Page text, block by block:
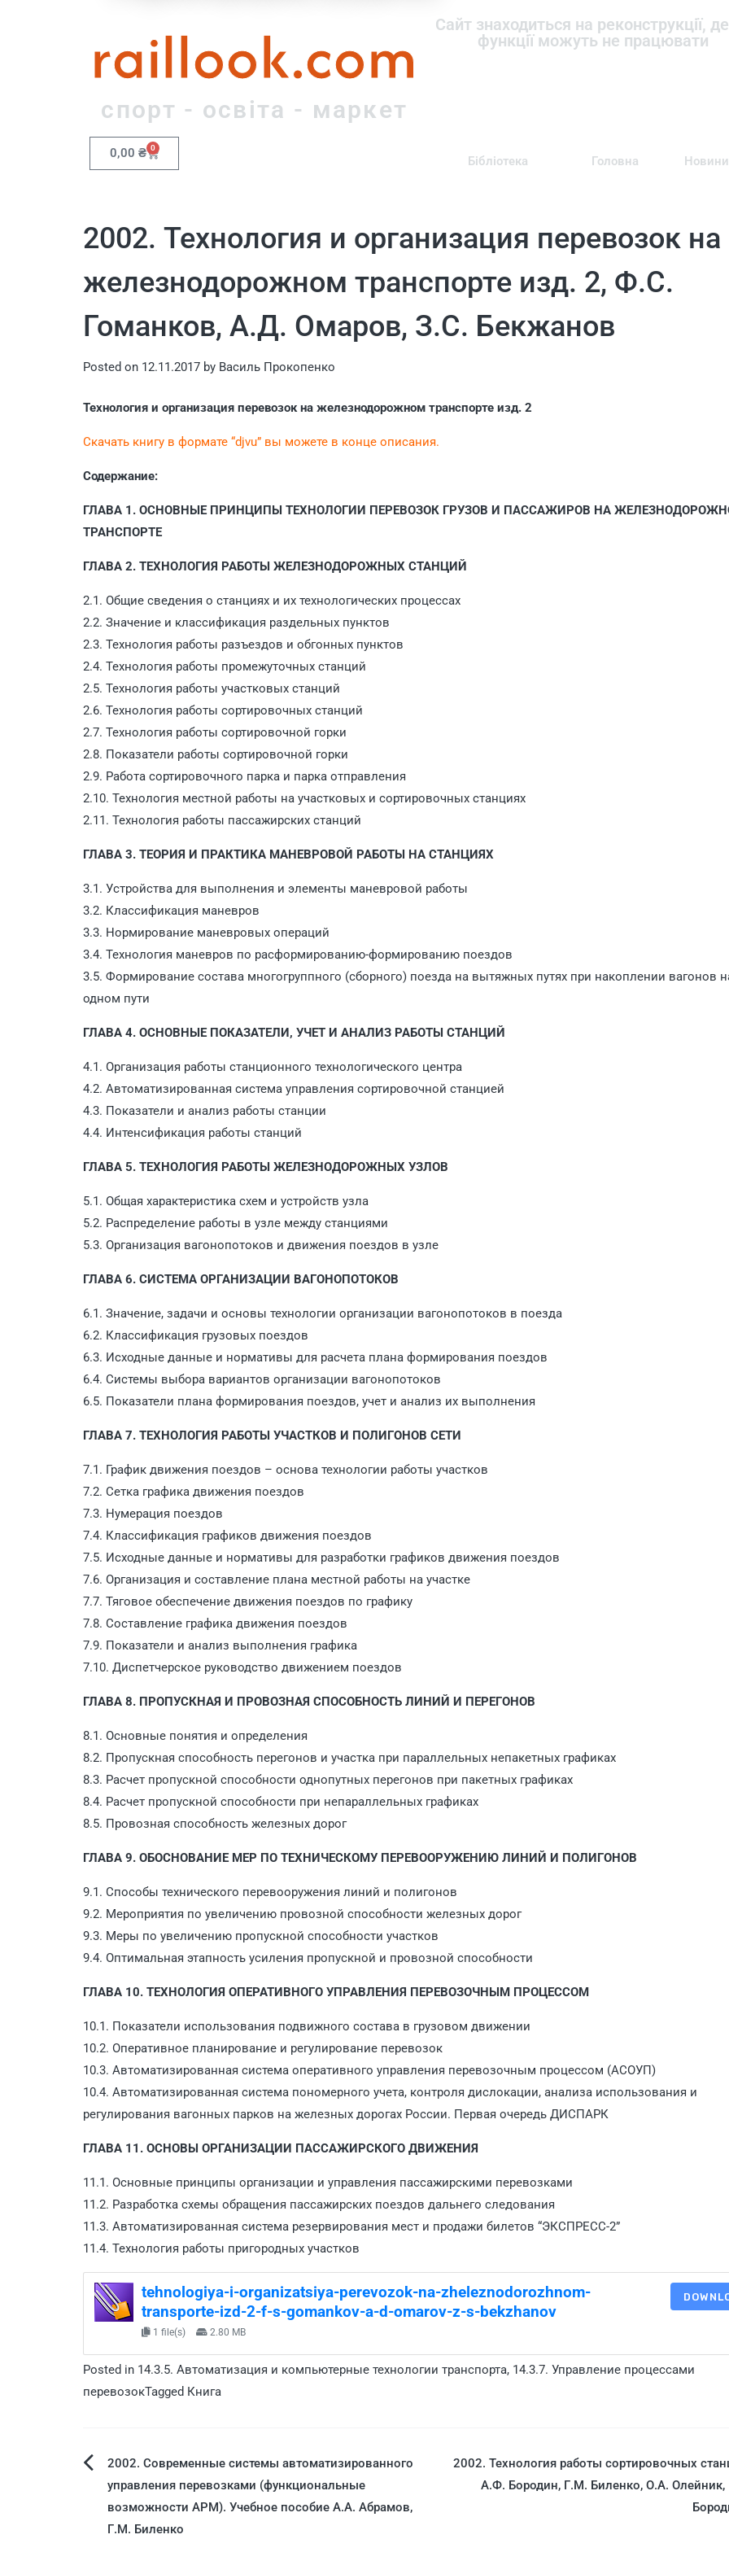
raillook.com
спорт - освіта - маркет
Сайт знаходиться на реконструкції,
функції можуть не працювати
0,00 ₴ 0
Бібліотека Головна Новини
2002. Технология и организация перевозок на
железнодорожном транспорте изд. 2, Ф.С.
Гоманков, А.Д. Омаров, З.С. Бекжанов
Posted on 12.11.2017 by Василь Прокопенко
Технология и организация перевозок на железнодорожном транспорте изд. 2
Скачать книгу в формате “djvu” вы можете в конце описания.
Содержание:
ГЛАВА 1. ОСНОВНЫЕ ПРИНЦИПЫ ТЕХНОЛОГИИ ПЕРЕВОЗОК ГРУЗОВ И ПАССАЖИРОВ НА
ТРАНСПОРТЕ
ГЛАВА 2. ТЕХНОЛОГИЯ РАБОТЫ ЖЕЛЕЗНОДОРОЖНЫХ СТАНЦИЙ
2.1. Общие сведения о станциях и их технологических процессах
2.2. Значение и классификация раздельных пунктов
2.3. Технология работы разъездов и обгонных пунктов
2.4. Технология работы промежуточных станций
2.5. Технология работы участковых станций
2.6. Технология работы сортировочных станций
2.7. Технология работы сортировочной горки
2.8. Показатели работы сортировочной горки
2.9. Работа сортировочного парка и парка отправления
2.10. Технология местной работы на участковых и сортировочных станциях
2.11. Технология работы пассажирских станций
ГЛАВА 3. ТЕОРИЯ И ПРАКТИКА МАНЕВРОВОЙ РАБОТЫ НА СТАНЦИЯХ
3.1. Устройства для выполнения и элементы маневровой работы
3.2. Классификация маневров
3.3. Нормирование маневровых операций
3.4. Технология маневров по расформированию-формированию поездов
3.5. Формирование состава многогруппного (сборного) поезда на вытяжных путях при накоплении вагонов
одном пути
ГЛАВА 4. ОСНОВНЫЕ ПОКАЗАТЕЛИ, УЧЕТ И АНАЛИЗ РАБОТЫ СТАНЦИЙ
4.1. Организация работы станционного технологического центра
4.2. Автоматизированная система управления сортировочной станцией
4.3. Показатели и анализ работы станции
4.4. Интенсификация работы станций
ГЛАВА 5. ТЕХНОЛОГИЯ РАБОТЫ ЖЕЛЕЗНОДОРОЖНЫХ УЗЛОВ
5.1. Общая характеристика схем и устройств узла
5.2. Распределение работы в узле между станциями
5.3. Организация вагонопотоков и движения поездов в узле
ГЛАВА 6. СИСТЕМА ОРГАНИЗАЦИИ ВАГОНОПОТОКОВ
6.1. Значение, задачи и основы технологии организации вагонопотоков в поезда
6.2. Классификация грузовых поездов
6.3. Исходные данные и нормативы для расчета плана формирования поездов
6.4. Системы выбора вариантов организации вагонопотоков
6.5. Показатели плана формирования поездов, учет и анализ их выполнения
ГЛАВА 7. ТЕХНОЛОГИЯ РАБОТЫ УЧАСТКОВ И ПОЛИГОНОВ СЕТИ
7.1. График движения поездов – основа технологии работы участков
7.2. Сетка графика движения поездов
7.3. Нумерация поездов
7.4. Классификация графиков движения поездов
7.5. Исходные данные и нормативы для разработки графиков движения поездов
7.6. Организация и составление плана местной работы на участке
7.7. Тяговое обеспечение движения поездов по графику
7.8. Составление графика движения поездов
7.9. Показатели и анализ выполнения графика
7.10. Диспетчерское руководство движением поездов
ГЛАВА 8. ПРОПУСКНАЯ И ПРОВОЗНАЯ СПОСОБНОСТЬ ЛИНИЙ И ПЕРЕГОНОВ
8.1. Основные понятия и определения
8.2. Пропускная способность перегонов и участка при параллельных непакетных графиках
8.3. Расчет пропускной способности однопутных перегонов при пакетных графиках
8.4. Расчет пропускной способности при непараллельных графиках
8.5. Провозная способность железных дорог
ГЛАВА 9. ОБОСНОВАНИЕ МЕР ПО ТЕХНИЧЕСКОМУ ПЕРЕВООРУЖЕНИЮ ЛИНИЙ И ПОЛИГОНОВ
9.1. Способы технического перевооружения линий и полигонов
9.2. Мероприятия по увеличению провозной способности железных дорог
9.3. Меры по увеличению пропускной способности участков
9.4. Оптимальная этапность усиления пропускной и провозной способности
ГЛАВА 10. ТЕХНОЛОГИЯ ОПЕРАТИВНОГО УПРАВЛЕНИЯ ПЕРЕВОЗОЧНЫМ ПРОЦЕССОМ
10.1. Показатели использования подвижного состава в грузовом движении
10.2. Оперативное планирование и регулирование перевозок
10.3. Автоматизированная система оперативного управления перевозочным процессом (АСОУП)
10.4. Автоматизированная система пономерного учета, контроля дислокации, анализа использования и
регулирования вагонных парков на железных дорогах России. Первая очередь ДИСПАРК
ГЛАВА 11. ОСНОВЫ ОРГАНИЗАЦИИ ПАССАЖИРСКОГО ДВИЖЕНИЯ
11.1. Основные принципы организации и управления пассажирскими перевозками
11.2. Разработка схемы обращения пассажирских поездов дальнего следования
11.3. Автоматизированная система резервирования мест и продажи билетов “ЭКСПРЕСС-2”
11.4. Технология работы пригородных участков
tehnologiya-i-organizatsiya-perevozok-na-zheleznodorozhnom-
transporte-izd-2-f-s-gomankov-a-d-omarov-z-s-bekzhanov
1 file(s) 2.80 MB
Posted in 14.3.5. Автоматизация и компьютерные технологии транспорта, 14.3.7. Управление процессами
перевозокTagged Книга
2002. Современные системы автоматизированного
управления перевозками (функциональные
возможности АРМ). Учебное пособие А.А. Абрамов,
Г.М. Биленко
2002. Технология работы сортировочных
А.Ф. Бородин, Г.М. Биленко, О.А. Олейник,